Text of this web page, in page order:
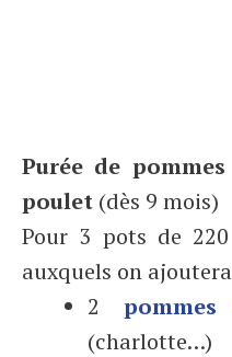
Purée de
poulet (dès 9 mois)
Pour 3 pots de
auxquels on
2
(charlotte…)